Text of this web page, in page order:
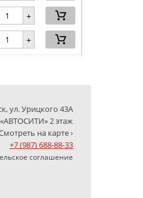
+
+
ул. Урицкого 43А
2 этаж
на карте ›
+7 (987) 688-88-33
соглашение